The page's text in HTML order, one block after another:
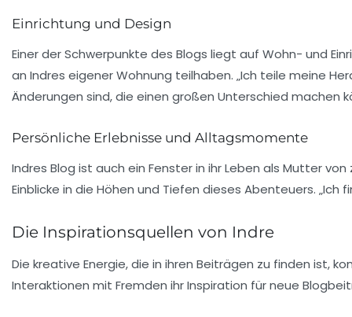
Einrichtung und Design
Einer der Schwerpunkte des Blogs liegt auf Wohn- und
an Indres eigenerWohnung teilhaben. „Ich teile meine
Änderungen sind, die einen großen Unterschied machen
Persönliche Erlebnisse und Alltagsmomente
Indres Blog ist auch ein Fenster in ihr Leben als Mutter von
Einblicke in die Höhen und Tiefen dieses Abenteuers.
Die Inspirationsquellen von Indre
Die kreative Energie, die in ihren Beiträgen zu finden ist,
Interaktionen mit Fremden ihr Inspiration für neue